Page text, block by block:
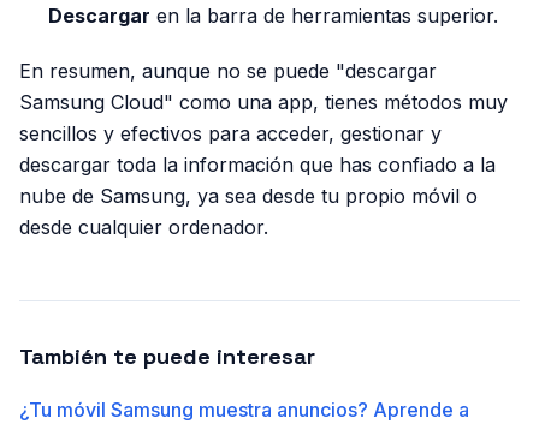
Descargar en la barra de herramientas superior.
En resumen, aunque no se puede "descargar
Samsung Cloud" como una app, tienes métodos muy
sencillos y efectivos para acceder, gestionar y
descargar toda la información que has confiado a la
nube de Samsung, ya sea desde tu propio móvil o
desde cualquier ordenador.
También te puede interesar
¿Tu móvil Samsung muestra anuncios? Aprende a